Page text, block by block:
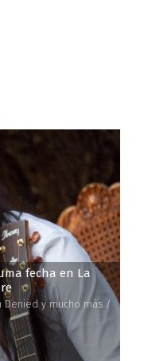
fecha en La
Denied y mucho más /